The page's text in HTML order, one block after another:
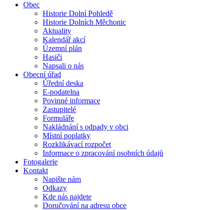
Obec
Historie Dolní Pohledě
Historie Dolních Měchonic
Aktuality
Kalendář akcí
Územní plán
Hasiči
Napsali o nás
Obecní úřad
Úřední deska
E-podatelna
Povinné informace
Zastupitelé
Formuláře
Nakládnání s odpady v obci
Místní poplatky
Rozklikávací rozpočet
Informace o zpracování osobních údajů
Fotogalerie
Kontakt
Napište nám
Odkazy
Kde nás najdete
Doručování na adresu obce